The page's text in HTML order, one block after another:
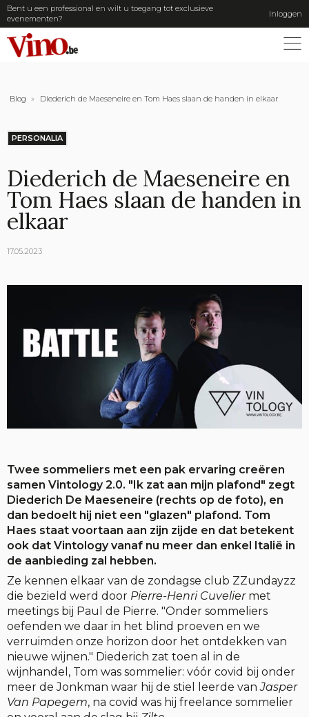
Bent u een professional en wilt u toegang tot exclusieve
evenementen?
Inloggen
Blog » Diederich de Maeseneire en Tom Haes slaan de handen in elkaar
PERSONALIA
Diederich de Maeseneire en
Tom Haes slaan de handen in
elkaar
17.05.2023
Twee sommeliers met een pak ervaring creëren
samen Vintology 2.0. "Ik zat aan mijn plafond" zegt
Diederich De Maeseneire (rechts op de foto), en
dan bedoelt hij niet een "glazen" plafond. Tom
Haes staat voortaan aan zijn zijde en dat betekent
ook dat Vintology vanaf nu meer dan enkel Italië in
de aanbieding zal hebben.
Ze kennen elkaar van de zondagse club ZZundayzz
die bezield werd door Pierre-Henri Cuvelier met
meetings bij Paul de Pierre. "Onder sommeliers
oefenden we daar in het blind proeven en we
verruimden onze horizon door het ontdekken van
nieuwe wijnen." Diederich zat toen al in de
wijnhandel, Tom was sommelier: vóór covid bij onder
meer de Jonkman waar hij de stiel leerde vanJasper
Van Papegem, na covid was hij freelance sommelier